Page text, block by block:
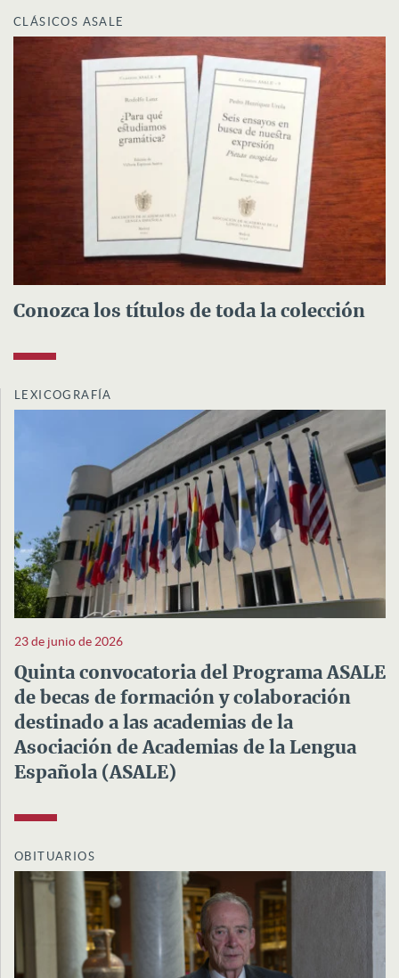
CLÁSICOS ASALE
Conozca los títulos de toda la colección
LEXICOGRAFÍA
23 de junio de 2026
Quinta convocatoria del Programa ASALE
de becas de formación y colaboración
destinado a las academias de la
Asociación de Academias de la Lengua
Española (ASALE)
OBITUARIOS